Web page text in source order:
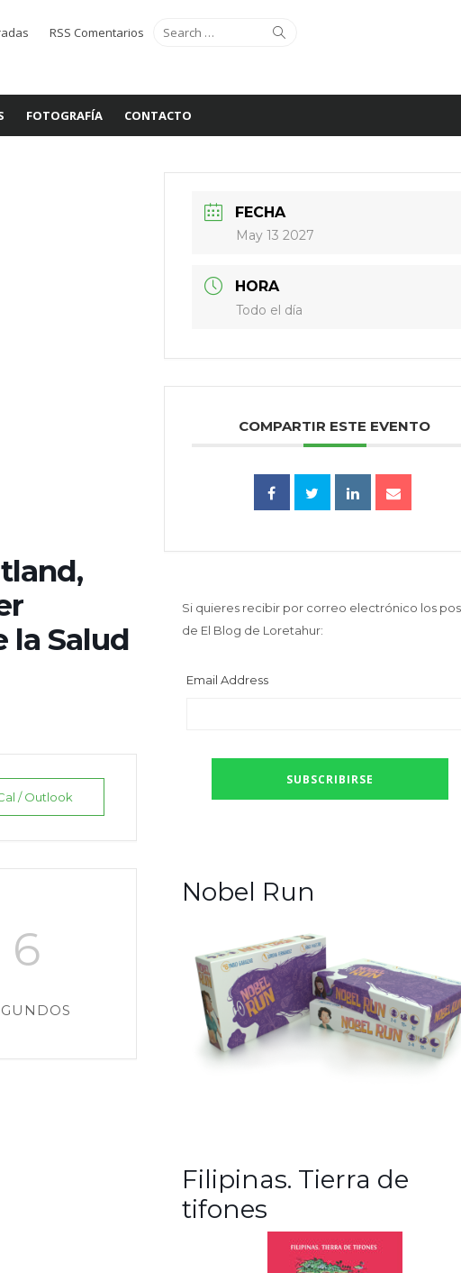
Search
for:
RSS Comentarios
FOTOGRAFÍA CONTACTO
la Salud
/ Outlook
5
FECHA
May 13 2027
HORA
Todo el día
COMPARTIR ESTE EVENTO
Si quieres recibir por correo electrónico los
de El Blog de Loretahur:
Email Address
Nobel Run
Filipinas. Tierra de
tifones